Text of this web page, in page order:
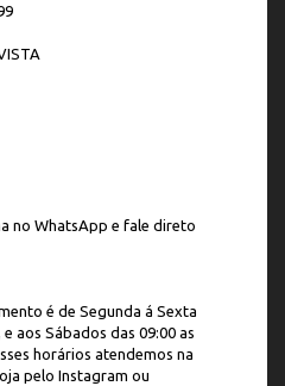
no WhatsApp e fale direto
é de Segunda á Sexta
aos Sábados das 09:00 as
horários atendemos na
pelo Instagram ou